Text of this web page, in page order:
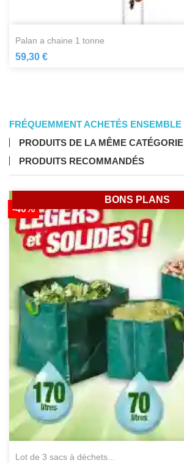
palan a chaine 1 tonne
59,30 €
FRÉQUEMMENT ACHETÉS ENSEMBLE
PRODUITS DE LA MÊME CATÉGORIE
PRODUITS RECOMMANDÉS
lot de 3 sacs à déchets...
-40%
BONS PLANS